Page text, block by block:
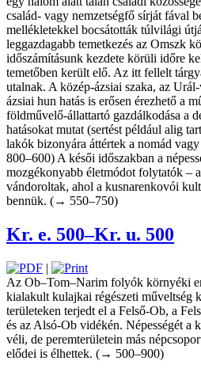
család- vagy nemzetségfő sírját fával
mellékletekkel bocsátották túlvilági
leggazdagabb temetkezés az Omszk
időszámításunk kezdete körüli időre
temetőben került elő. Az itt fellelt
utalnak. A közép-ázsiai szaka, az
ázsiai hun hatás is ­erősen érezhető a
földművelő-állattartó gazdálkodása a
hatásokat mutat (sertést például alig
lakók bizonyára áttértek a nomád
800–600) A késői időszakban a
mozgékonyabb életmódot folytatók –
vándoroltak, ahol a kusnarenkovói
bennük. (→ 550–750)
Kr. e. 500–Kr. u. 500
|
Az Ob–Tom–Narim folyók környéki
kialakult kulajkai régészeti műveltség
területeken terjedt el a Felső-Ob, a
és az ­Alsó-Ob vidékén. Népességét a
véli, de ­perem­területein más
elődei is élhettek. (→ 500–900)